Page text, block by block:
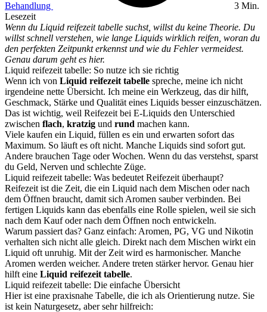
Behandlung
3 Min.
Lesezeit
Wenn du Liquid reifezeit tabelle suchst, willst du keine Theorie. Du
willst schnell verstehen, wie lange Liquids wirklich reifen, woran du
den perfekten Zeitpunkt erkennst und wie du Fehler vermeidest.
Genau darum geht es hier.
Liquid reifezeit tabelle: So nutze ich sie richtig
Wenn ich von Liquid reifezeit tabelle spreche, meine ich nicht
irgendeine nette Übersicht. Ich meine ein Werkzeug, das dir hilft,
Geschmack, Stärke und Qualität eines Liquids besser einzuschätzen.
Das ist wichtig, weil Reifezeit bei E-Liquids den Unterschied
zwischen flach, kratzig und rund machen kann.
Viele kaufen ein Liquid, füllen es ein und erwarten sofort das
Maximum. So läuft es oft nicht. Manche Liquids sind sofort gut.
Andere brauchen Tage oder Wochen. Wenn du das verstehst, sparst
du Geld, Nerven und schlechte Züge.
Liquid reifezeit tabelle: Was bedeutet Reifezeit überhaupt?
Reifezeit ist die Zeit, die ein Liquid nach dem Mischen oder nach
dem Öffnen braucht, damit sich Aromen sauber verbinden. Bei
fertigen Liquids kann das ebenfalls eine Rolle spielen, weil sie sich
nach dem Kauf oder nach dem Öffnen noch entwickeln.
Warum passiert das? Ganz einfach: Aromen, PG, VG und Nikotin
verhalten sich nicht alle gleich. Direkt nach dem Mischen wirkt ein
Liquid oft unruhig. Mit der Zeit wird es harmonischer. Manche
Aromen werden weicher. Andere treten stärker hervor. Genau hier
hilft eine Liquid reifezeit tabelle.
Liquid reifezeit tabelle: Die einfache Übersicht
Hier ist eine praxisnahe Tabelle, die ich als Orientierung nutze. Sie
ist kein Naturgesetz, aber sehr hilfreich: